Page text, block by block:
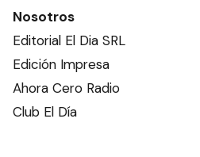
Nosotros
Editorial El Dia SRL
Edición Impresa
Ahora Cero Radio
Club El Día